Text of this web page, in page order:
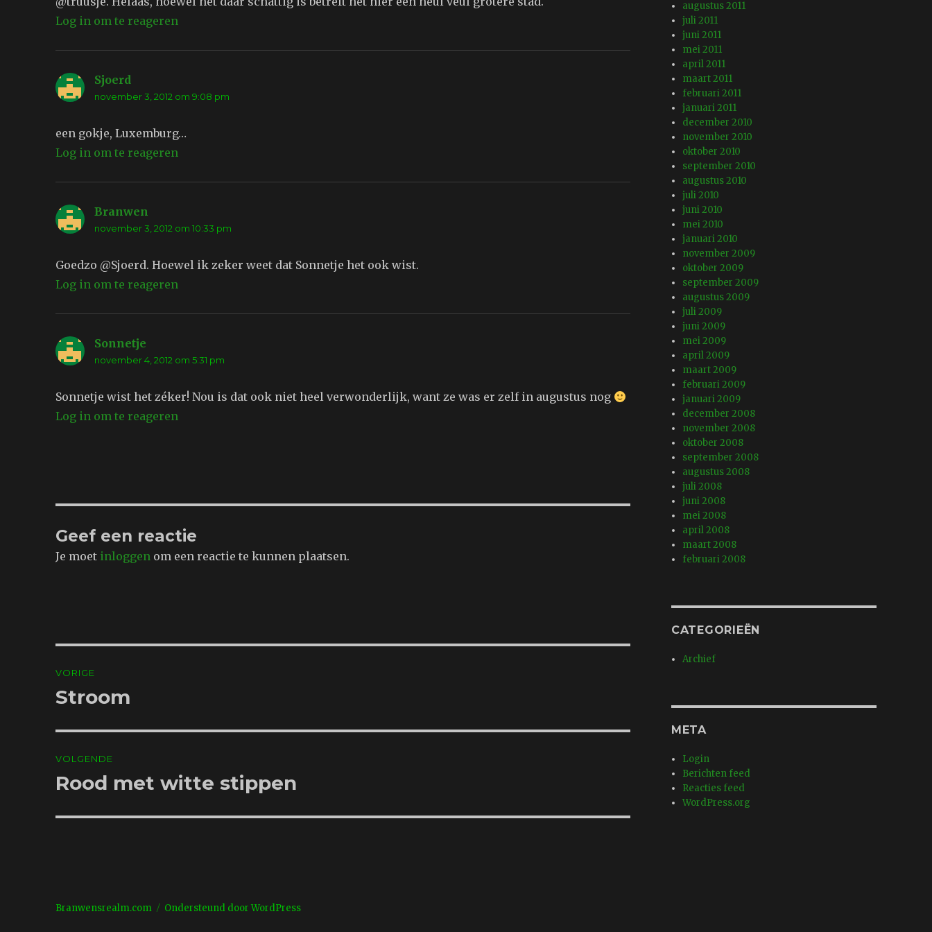
Log in om te reageren
Sjoerd
november 3, 2012 om 9:08 pm
een gokje, Luxemburg…
Log in om te reageren
Branwen
november 3, 2012 om 10:33 pm
Goedzo @Sjoerd. Hoewel ik zeker weet dat Sonnetje het ook wist.
Log in om te reageren
Sonnetje
november 4, 2012 om 5:31 pm
Sonnetje wist het zéker! Nou is dat ook niet heel verwonderlijk, want ze was er zelf in augustus nog
Log in om te reageren
Geef een reactie
Je moet inloggen om een reactie te kunnen plaatsen.
navigatie
VORIGE
Vorig
Stroom
VOLGENDE
Volgend
Rood met witte stippen
augustus 2011
juli 2011
juni 2011
mei 2011
april 2011
maart 2011
februari 2011
januari 2011
december 2010
november 2010
oktober 2010
september 2010
augustus 2010
juli 2010
juni 2010
mei 2010
januari 2010
november 2009
oktober 2009
september 2009
augustus 2009
juli 2009
juni 2009
mei 2009
april 2009
maart 2009
februari 2009
januari 2009
december 2008
november 2008
oktober 2008
september 2008
augustus 2008
juli 2008
juni 2008
mei 2008
april 2008
maart 2008
februari 2008
CATEGORIEËN
Archief
META
Login
Berichten feed
Reacties feed
WordPress.org
Branwensrealm.com Ondersteund door WordPress